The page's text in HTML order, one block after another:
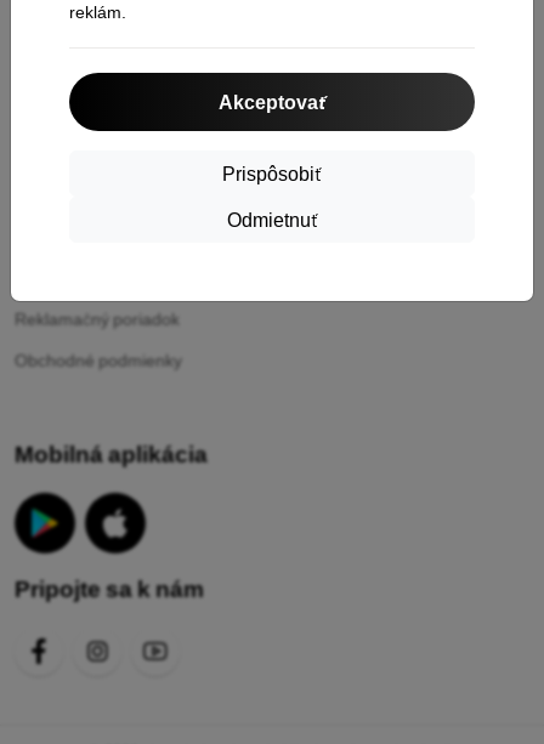
reklám.
Akceptovať
Prispôsobiť
Odmietnuť
Reklamačný poriadok
Obchodné podmienky
Mobilná aplikácia
Pripojte sa k nám